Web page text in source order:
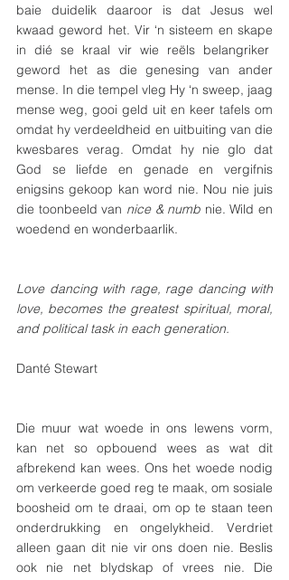
baie duidelik daaroor is dat Jesus wel
kwaad geword het. Vir ‘n sisteem en skape
in dié se kraal vir wie reëls belangriker
geword het as die genesing van ander
mense. In die tempel vleg Hy ‘n sweep, jaag
mense weg, gooi geld uit en keer tafels om
omdat hy verdeeldheid en uitbuiting van die
kwesbares verag. Omdat hy nie glo dat
God se liefde en genade en vergifnis
enigsins gekoop kan word nie. Nou nie juis
die toonbeeld van nice & numb nie. Wild en
woedend en wonderbaarlik.
Love dancing with rage, rage dancing with
love, becomes the greatest spiritual, moral,
and political task in each generation.
Danté Stewart
Die muur wat woede in ons lewens vorm,
kan net so opbouend wees as wat dit
afbrekend kan wees. Ons het woede nodig
om verkeerde goed reg te maak, om sosiale
boosheid om te draai, om op te staan teen
onderdrukking en ongelykheid. Verdriet
alleen gaan dit nie vir ons doen nie. Beslis
ook nie net blydskap of vrees nie. Die